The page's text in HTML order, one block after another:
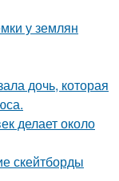
у землян
дочь, которая
делает около
скейтборды